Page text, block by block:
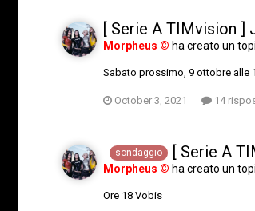
[ Serie A TIMvision ]
Morpheus © ha creato un
Sabato prossimo, 9 ottobre alle
October 3, 2021 14
sondaggio [ Serie A
Morpheus © ha creato un
Ore 18 Vobis